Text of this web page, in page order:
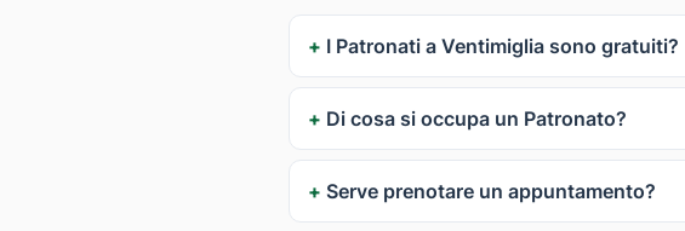
I Patronati a Ventimiglia sono gratuiti?
Di cosa si occupa un Patronato?
Serve prenotare un appuntamento?